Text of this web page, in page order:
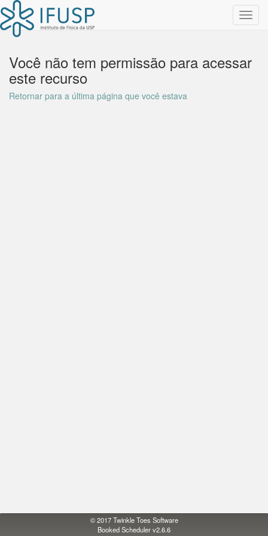
Você não tem permissão para acessar
este recurso
Retornar para a última página que você estava
© 2017Twinkle Toes Software
Booked Scheduler v2.6.6